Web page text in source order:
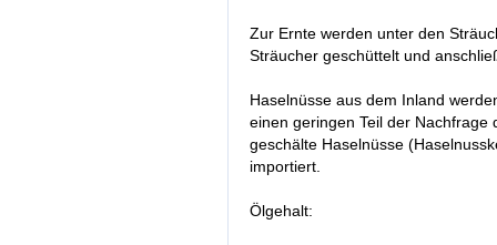
Zur Ernte werden unter den
Sträucher geschüttelt und
Haselnüsse aus dem Inland
einen geringen Teil der Nachfrage
geschälte Haselnüsse
importiert.
Ölgehalt: